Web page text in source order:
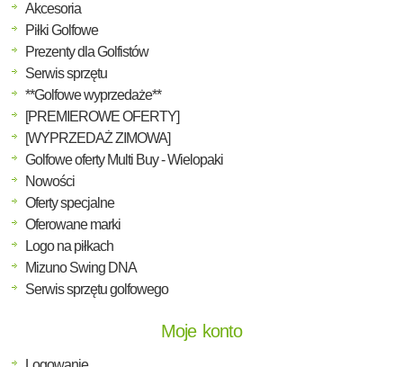
Akcesoria
Piłki Golfowe
Prezenty dla Golfistów
Serwis sprzętu
**Golfowe wyprzedaże**
[PREMIEROWE OFERTY]
[WYPRZEDAŻ ZIMOWA]
Golfowe oferty Multi Buy - Wielopaki
Nowości
Oferty specjalne
Oferowane marki
Logo na piłkach
Mizuno Swing DNA
Serwis sprzętu golfowego
Moje konto